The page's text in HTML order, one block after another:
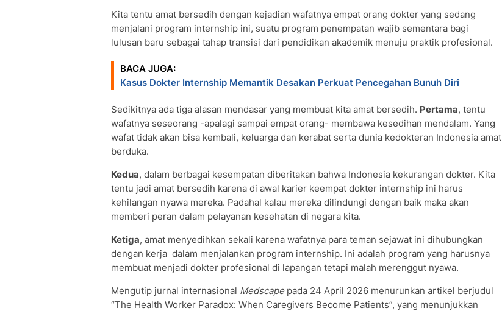
Kita tentu amat bersedih dengan kejadian wafatnya empat orang dokter yang sedang
menjalani program internship ini, suatu program penempatan wajib sementara bagi
lulusan baru sebagai tahap transisi dari pendidikan akademik menuju praktik profesional.
BACA JUGA:
Kasus Dokter Internship Memantik Desakan Perkuat Pencegahan Bunuh Diri
Sedikitnya ada tiga alasan mendasar yang membuat kita amat bersedih. Pertama, tentu
wafatnya seseorang -apalagi sampai empat orang- membawa kesedihan mendalam. Yang
wafat tidak akan bisa kembali, keluarga dan kerabat serta dunia kedokteran Indonesia amat
berduka.
Kedua, dalam berbagai kesempatan diberitakan bahwa Indonesia kekurangan dokter. Kita
tentu jadi amat bersedih karena di awal karier keempat dokter internship ini harus
kehilangan nyawa mereka. Padahal kalau mereka dilindungi dengan baik maka akan
memberi peran dalam pelayanan kesehatan di negara kita.
Ketiga, amat menyedihkan sekali karena wafatnya para teman sejawat ini dihubungkan
dengan kerja dalam menjalankan program internship. Ini adalah program yang harusnya
membuat menjadi dokter profesional di lapangan tetapi malah merenggut nyawa.
Mengutip jurnal internasional Medscapepada 24 April 2026 menurunkan artikel berjudul
“The Health Worker Paradox: When Caregivers Become Patients”, yang menunjukkan